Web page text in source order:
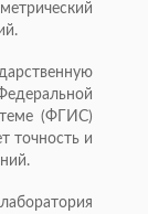
(ФГИС)
точность и